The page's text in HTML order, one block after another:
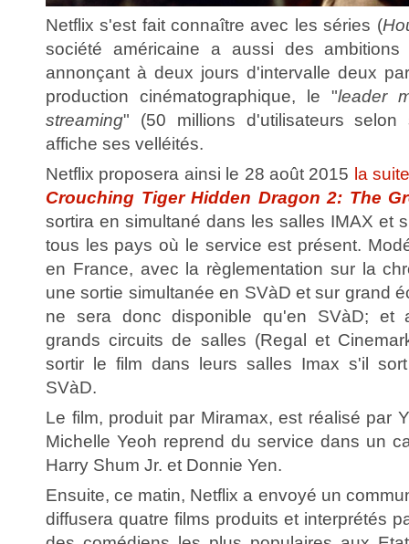
Netflix s'est fait connaître avec les séries (
société américaine a aussi des
annonçant à deux jours d'intervalle deux
production cinématographique, le "leader
streaming" (50 millions d'utilisateurs selon
affiche ses velléités.
Netflix proposera ainsi le 28 août 2015 la
Crouching Tiger Hidden Dragon 2: The
sortira en simultané dans les salles IMAX et
tous les pays où le service est présent.
en France, avec la règlementation sur la
une sortie simultanée en SVàD et sur grand
ne sera donc disponible qu'en SVàD; et
grands circuits de salles (Regal et
sortir le film dans leurs salles Imax s'il
SVàD.
Le film, produit par Miramax, est réalisé par
Michelle Yeoh reprend du service dans un
Harry Shum Jr. et Donnie Yen.
Ensuite, ce matin, Netflix a envoyé un
diffusera quatre films produits et interprétés